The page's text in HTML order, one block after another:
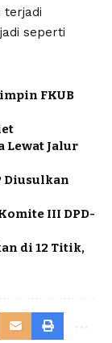
terjadi
seperti
FKUB
Lewat Jalur
Diusulkan
III DPD-
di 12 Titik,